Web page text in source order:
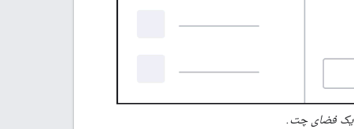
یک فضای چت.